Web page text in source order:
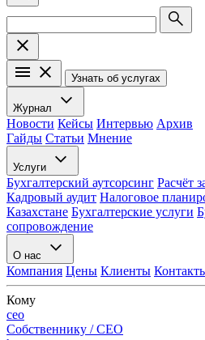
Узнать об услугах
Журнал
Новости Кейсы Интервью Архив
Гайды Статьи Мнение
Услуги
Бухгалтерский аутсорсинг Расчёт
Кадровый аудит Налоговое
Казахстане Бухгалтерские услуги
сопровождение
О нас
Компания Цены Клиенты
Кому
ceo
Собственнику / CEO